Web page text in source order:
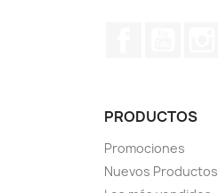
PRODUCTOS
Promociones
Nuevos Productos